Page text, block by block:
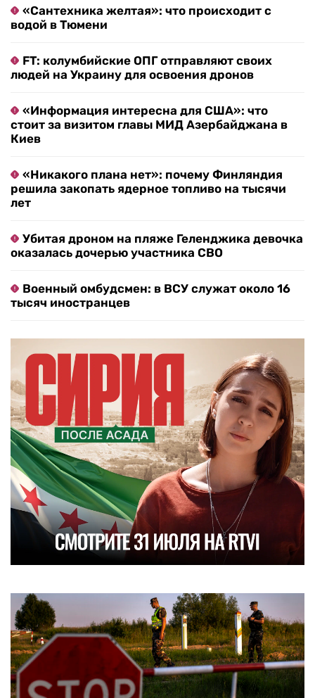
«Сантехника желтая»: что происходит с
водой в Тюмени
FT: колумбийские ОПГ отправляют своих
людей на Украину для освоения дронов
«Информация интересна для США»: что
стоит за визитом главы МИД Азербайджана в
Киев
«Никакого плана нет»: почему Финляндия
решила закопать ядерное топливо на тысячи
лет
Убитая дроном на пляже Геленджика девочка
оказалась дочерью участника СВО
Военный омбудсмен: в ВСУ служат около 16
тысяч иностранцев